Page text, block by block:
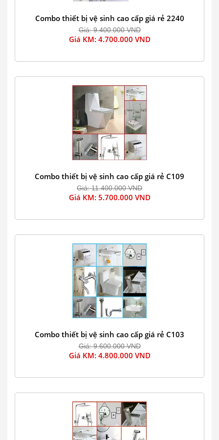
Combo thiết bị vệ sinh cao cấp giá rẻ 2240
Giá: 9.400.000 VND
Giá KM: 4.700.000 VND
Combo thiết bị vệ sinh cao cấp giá rẻ C109
Giá: 11.400.000 VND
Giá KM: 5.700.000 VND
Combo thiết bị vệ sinh cao cấp giá rẻ C103
Giá: 9.600.000 VND
Giá KM: 4.800.000 VND